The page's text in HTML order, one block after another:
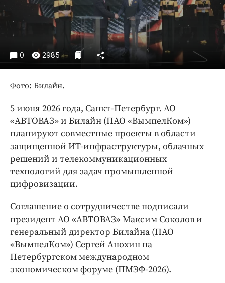
Погода
Праздники
Происшествия
Спорт
Экономика и бизнес
ПРОЕКТЫ
Блоги
Издания
Медиаперсона
Интересное чтиво
Клиника года
Бренд года
0 2985
Фото: Билайн.
5 июня 2026 года, Санкт-Петербург. АО
«АВТОВАЗ» и Билайн (ПАО «ВымпелКом»)
планируют совместные проекты в области
защищенной ИТ-инфраструктуры, облачных
решений и телекоммуникационных
технологий для задач промышленной
цифровизации.
Соглашение о сотрудничестве подписали
президент АО «АВТОВАЗ» Максим Соколов и
генеральный директор Билайна (ПАО
«ВымпелКом») Сергей Анохин на
Петербургском международном
экономическом форуме (ПМЭФ-2026).